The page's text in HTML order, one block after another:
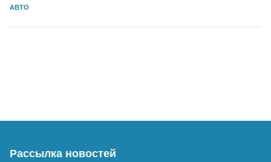
АВТО
Рассылка новостей